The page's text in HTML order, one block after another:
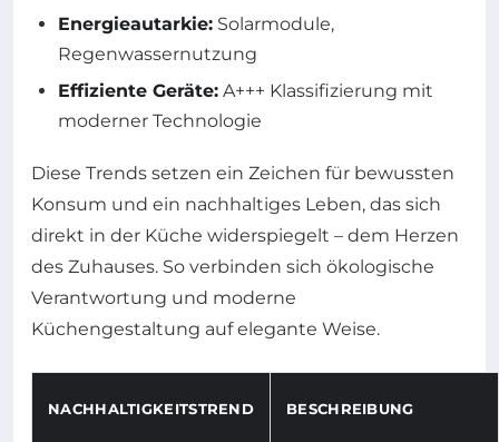
Energieautarkie: Solarmodule,
Regenwassernutzung
Effiziente Geräte: A+++ Klassifizierung mit
moderner Technologie
Diese Trends setzen ein Zeichen für bewussten
Konsum und ein nachhaltiges Leben, das sich
direkt in der Küche widerspiegelt – dem Herzen
des Zuhauses. So verbinden sich ökologische
Verantwortung und moderne
Küchengestaltung auf elegante Weise.
NACHHALTIGKEITSTREND BESCHREIBUNG